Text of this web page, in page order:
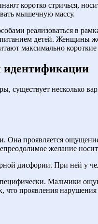
коротко стричься,
мышечную массу.
реализоваться в
детей. Женщины
максимально
идентификации
существует несколько
Она проявляется
желание
дисфории. При ней у
Мальчики
что проявления